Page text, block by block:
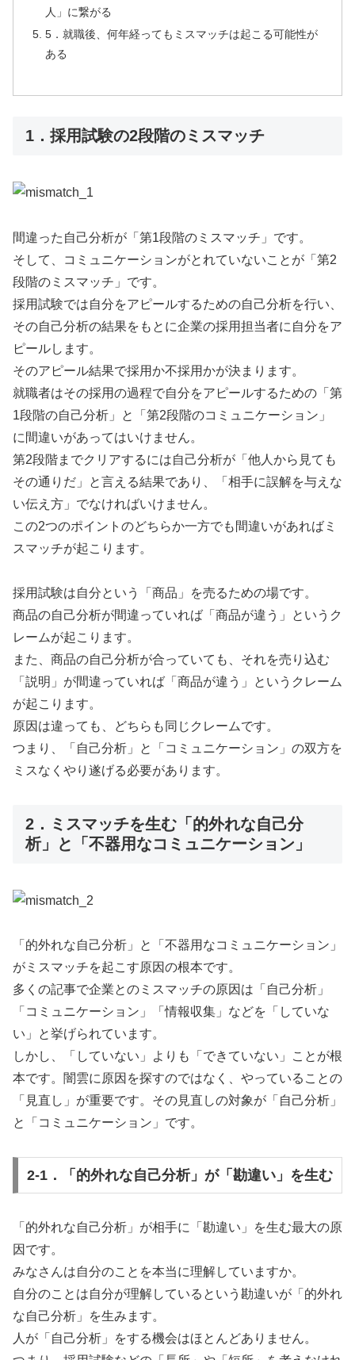
人」に繋がる
5．就職後、何年経ってもミスマッチは起こる可能性が
ある
1．採用試験の2段階のミスマッチ
間違った自己分析が「第1段階のミスマッチ」です。
そして、コミュニケーションがとれていないことが「第2
段階のミスマッチ」です。
採用試験では自分をアピールするための自己分析を行い、
その自己分析の結果をもとに企業の採用担当者に自分をア
ピールします。
そのアピール結果で採用か不採用かが決まります。
就職者はその採用の過程で自分をアピールするための「第
1段階の自己分析」と「第2段階のコミュニケーション」
に間違いがあってはいけません。
第2段階までクリアするには自己分析が「他人から見ても
その通りだ」と言える結果であり、「相手に誤解を与えな
い伝え方」でなければいけません。
この2つのポイントのどちらか一方でも間違いがあればミ
スマッチが起こります。
採用試験は自分という「商品」を売るための場です。
商品の自己分析が間違っていれば「商品が違う」というク
レームが起こります。
また、商品の自己分析が合っていても、それを売り込む
「説明」が間違っていれば「商品が違う」というクレーム
が起こります。
原因は違っても、どちらも同じクレームです。
つまり、「自己分析」と「コミュニケーション」の双方を
ミスなくやり遂げる必要があります。
2．ミスマッチを生む「的外れな自己分
析」と「不器用なコミュニケーション」
「的外れな自己分析」と「不器用なコミュニケーション」
がミスマッチを起こす原因の根本です。
多くの記事で企業とのミスマッチの原因は「自己分析」
「コミュニケーション」「情報収集」などを「していな
い」と挙げられています。
しかし、「していない」よりも「できていない」ことが根
本です。闇雲に原因を探すのではなく、やっていることの
「見直し」が重要です。その見直しの対象が「自己分析」
と「コミュニケーション」です。
2-1．「的外れな自己分析」が「勘違い」を生む
「的外れな自己分析」が相手に「勘違い」を生む最大の原
因です。
みなさんは自分のことを本当に理解していますか。
自分のことは自分が理解しているという勘違いが「的外れ
な自己分析」を生みます。
人が「自己分析」をする機会はほとんどありません。